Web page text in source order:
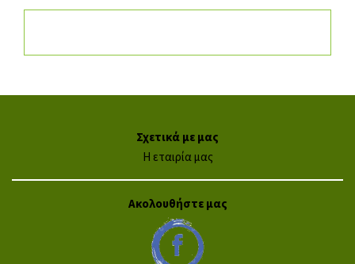
Σχετικά με μας
Η εταιρία μας
Ακολουθήστε μας